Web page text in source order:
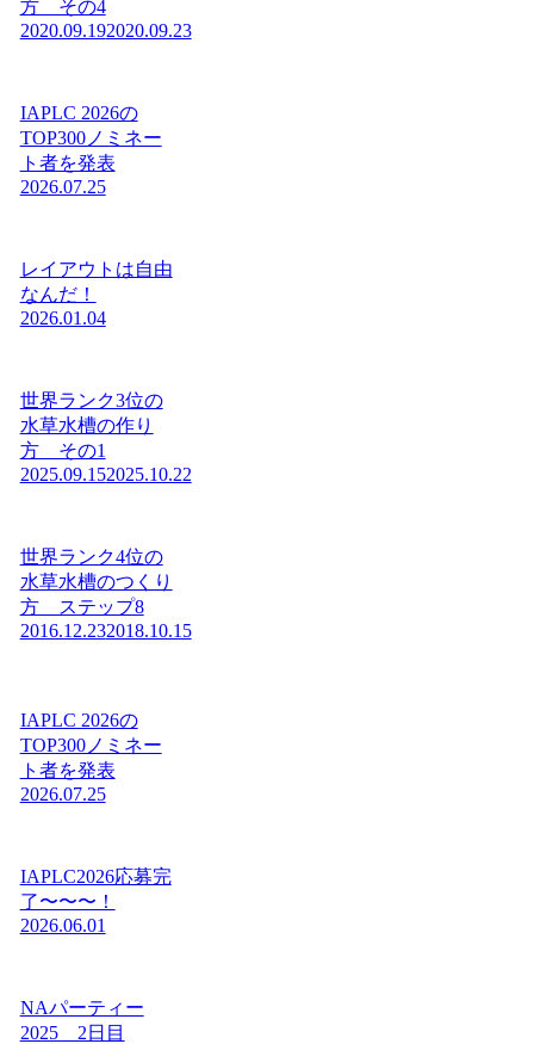
方 その4
2020.09.192020.09.23
IAPLC 2026の
TOP300ノミネー
ト者を発表
2026.07.25
レイアウトは自由
なんだ！
2026.01.04
世界ランク3位の
水草水槽の作り
方 その1
2025.09.152025.10.22
世界ランク4位の
水草水槽のつくり
方 ステップ8
2016.12.232018.10.15
IAPLC 2026の
TOP300ノミネー
ト者を発表
2026.07.25
IAPLC2026応募完
了〜〜〜！
2026.06.01
NAパーティー
2025 2日目